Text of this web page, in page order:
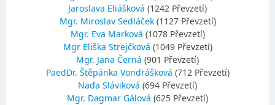
Jaroslava Eliášková (1242 Převzetí)
Mgr. Miroslav Sedláček (1127 Převzetí)
Mgr. Eva Marková (1078 Převzetí)
Mgr Eliška Strejčková (1049 Převzetí)
Mgr. Jana Černá (901 Převzetí)
PaedDr. Štěpánka Vondrášková (712 Převzetí)
Naďa Sláviková (694 Převzetí)
Mgr. Dagmar Gálová (625 Převzetí)